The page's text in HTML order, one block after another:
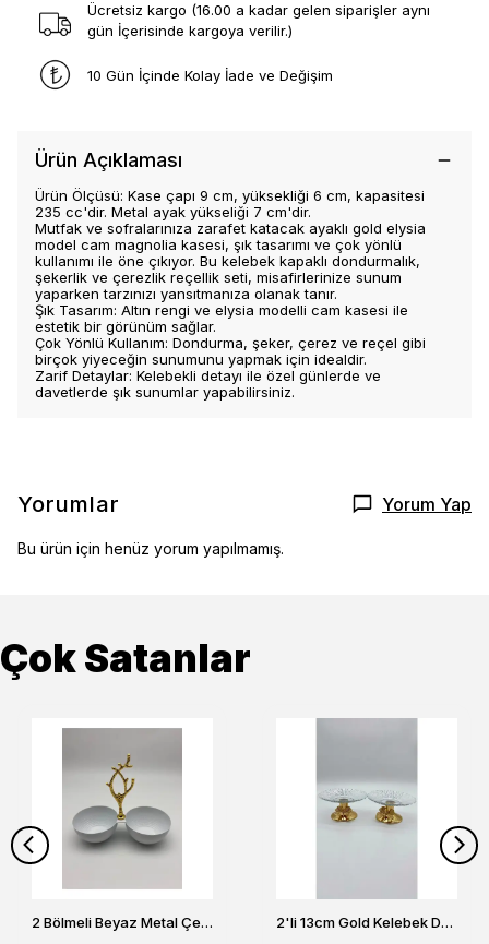
Ücretsiz kargo (16.00 a kadar gelen siparişler aynı
gün İçerisinde kargoya verilir.)
10 Gün İçinde Kolay İade ve Değişim
Ürün Açıklaması
Ürün Ölçüsü: Kase çapı 9 cm, yüksekliği 6 cm, kapasitesi
235 cc'dir. Metal ayak yükseliği 7 cm'dir.
Mutfak ve sofralarınıza zarafet katacak ayaklı gold elysia
model cam magnolia kasesi, şık tasarımı ve çok yönlü
kullanımı ile öne çıkıyor. Bu kelebek kapaklı dondurmalık,
şekerlik ve çerezlik reçellik seti, misafirlerinize sunum
yaparken tarzınızı yansıtmanıza olanak tanır.
Şık Tasarım: Altın rengi ve elysia modelli cam kasesi ile
estetik bir görünüm sağlar.
Çok Yönlü Kullanım: Dondurma, şeker, çerez ve reçel gibi
birçok yiyeceğin sunumunu yapmak için idealdir.
Zarif Detaylar: Kelebekli detayı ile özel günlerde ve
davetlerde şık sunumlar yapabilirsiniz.
Yorumlar Yorum Yap
Bu ürün için henüz yorum yapılmamış.
Çok Satanlar
2 Bölmeli Beyaz Metal Çerezlik, Altın Dallı Çerez Tabağı 2'li 13cm Gold Kelebek Detaylı Metal Ayaklı Cam Lokumluk , Sunumluk , Şekerlik, Çerezlik